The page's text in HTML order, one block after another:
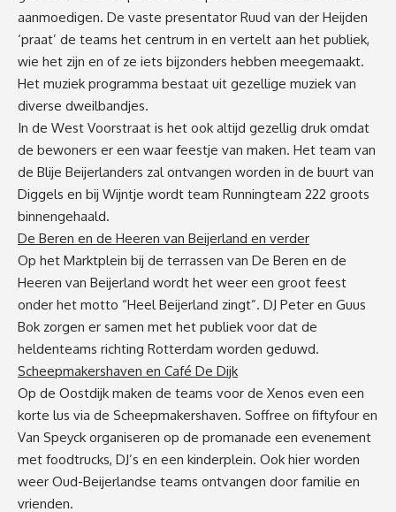
aanmoedigen. De vaste presentator Ruud van der Heijden
‘praat’ de teams het centrum in en vertelt aan het publiek,
wie het zijn en of ze iets bijzonders hebben meegemaakt.
Het muziek programma bestaat uit gezellige muziek van
diverse dweilbandjes.
In de West Voorstraat is het ook altijd gezellig druk omdat
de bewoners er een waar feestje van maken. Het team van
de Blije Beijerlanders zal ontvangen worden in de buurt van
Diggels en bij Wijntje wordt team Runningteam 222 groots
binnengehaald.
De Beren en de Heeren van Beijerland en verder
Op het Marktplein bij de terrassen van De Beren en de
Heeren van Beijerland wordt het weer een groot feest
onder het motto “Heel Beijerland zingt”. DJ Peter en Guus
Bok zorgen er samen met het publiek voor dat de
heldenteams richting Rotterdam worden geduwd.
Scheepmakershaven en Café De Dijk
Op de Oostdijk maken de teams voor de Xenos even een
korte lus via de Scheepmakershaven. Soffree on fiftyfour en
Van Speyck organiseren op de promanade een evenement
met foodtrucks, DJ’s en een kinderplein. Ook hier worden
weer Oud-Beijerlandse teams ontvangen door familie en
vrienden.